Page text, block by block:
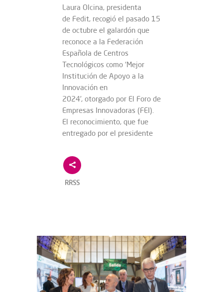
Laura Olcina, presidenta
de Fedit, recogió el pasado 15
de octubre el galardón que
reconoce a la Federación
Española de Centros
Tecnológicos como ‘Mejor
Institución de Apoyo a la
Innovación en
2024’, otorgado por El Foro de
Empresas Innovadoras (FEI).
El reconocimiento, que fue
entregado por el presidente
RRSS